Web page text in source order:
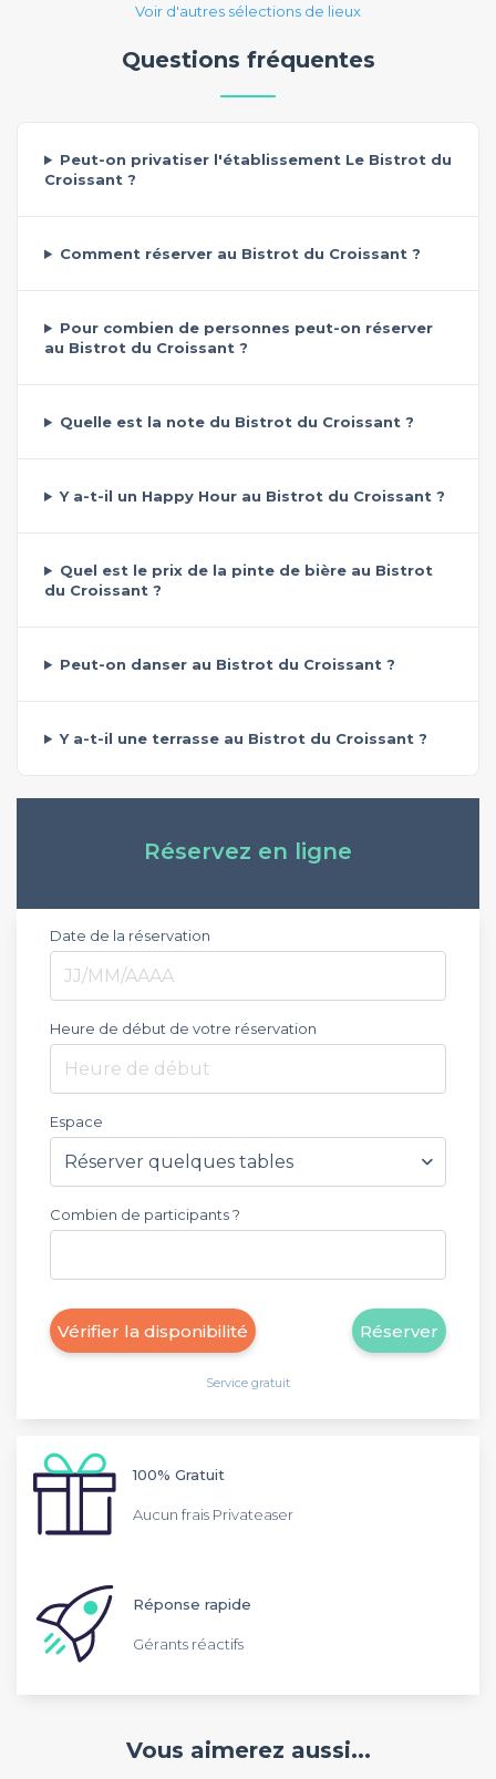
Voir d'autres sélections de lieux
Questions fréquentes
Peut-on privatiser l'établissement Le Bistrot du
Croissant ?
Comment réserver au Bistrot du Croissant ?
Pour combien de personnes peut-on réserver
au Bistrot du Croissant ?
Quelle est la note du Bistrot du Croissant ?
Y a-t-il un Happy Hour au Bistrot du Croissant ?
Quel est le prix de la pinte de bière au Bistrot
du Croissant ?
Peut-on danser au Bistrot du Croissant ?
Y a-t-il une terrasse au Bistrot du Croissant ?
Réservez en ligne
Date de la réservation
Heure de début de votre réservation
Heure de début
Espace
Combien de participants ?
Réserver
Vérifier la disponibilité
Service gratuit
100% Gratuit
Aucun frais Privateaser
Réponse rapide
Gérants réactifs
Vous aimerez aussi...